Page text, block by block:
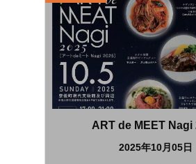
ART de MEET Nagi
2025年10月05日